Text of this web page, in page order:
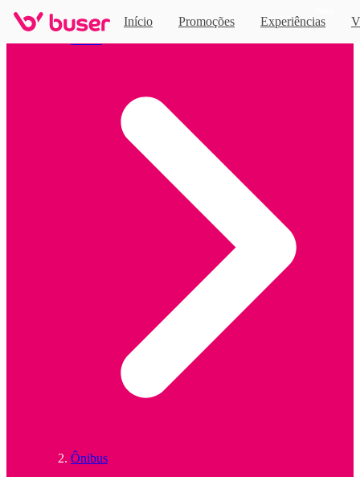
Início Promoções Experiências
Ônibus